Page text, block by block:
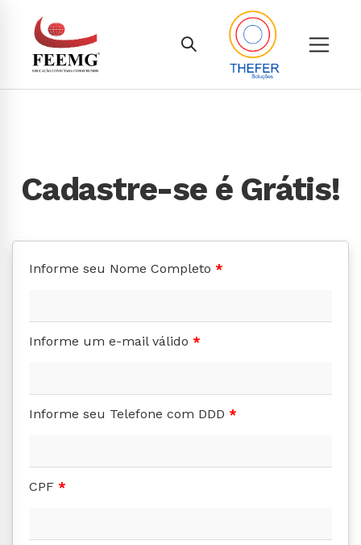
Cadastre-se é Grátis!
Informe seu Nome Completo *
Informe um e-mail válido *
Informe seu Telefone com DDD *
CPF *